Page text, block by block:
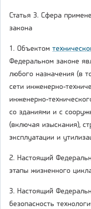
Статья 3. Сфера
закона
1. Объектом
Федеральном законе
любого назначения (в
сети инженерно-
инженерно-
со зданиями и с
(включая изыскания),
эксплуатации и
2. Настоящий
этапы жизненного
3. Настоящий
безопасность